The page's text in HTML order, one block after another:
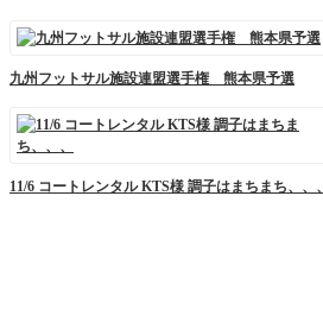
九州フットサル施設連盟選手権 熊本県予選
11/6 コートレンタル KTS様 調子はまちまち、、、